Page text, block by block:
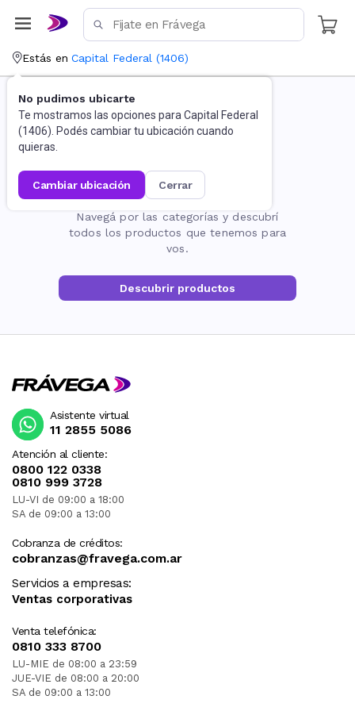
Estás en Capital Federal (1406)
No pudimos ubicarte
Te mostramos las opciones para Capital Federal
(1406). Podés cambiar tu ubicación cuando
quieras.
cambiar ubicación cerrar
La página no existe
Navegá por las categorías y descubrí
todos los productos que tenemos para
vos.
Descubrir productos
Atención al cliente:
0800 122 0338
0810 999 3728
LU-VI de 09:00 a 18:00
SA de 09:00 a 13:00
Cobranza de créditos:
cobranzas@fravega.com.ar
Servicios a empresas:
Ventas corporativas
Venta telefónica:
0810 333 8700
LU-MIE de 08:00 a 23:59
JUE-VIE de 08:00 a 20:00
SA de 09:00 a 13:00
Asistente virtual
11 2855 5086